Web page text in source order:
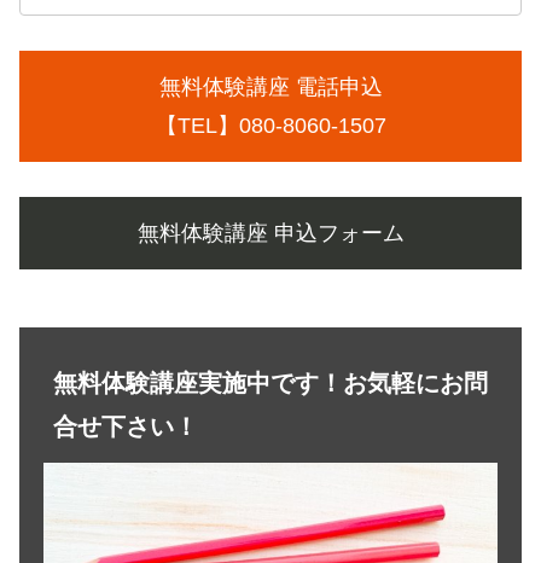
無料体験講座 電話申込
【TEL】080-8060-1507
無料体験講座 申込フォーム
無料体験講座実施中です！お気軽にお問
合せ下さい！